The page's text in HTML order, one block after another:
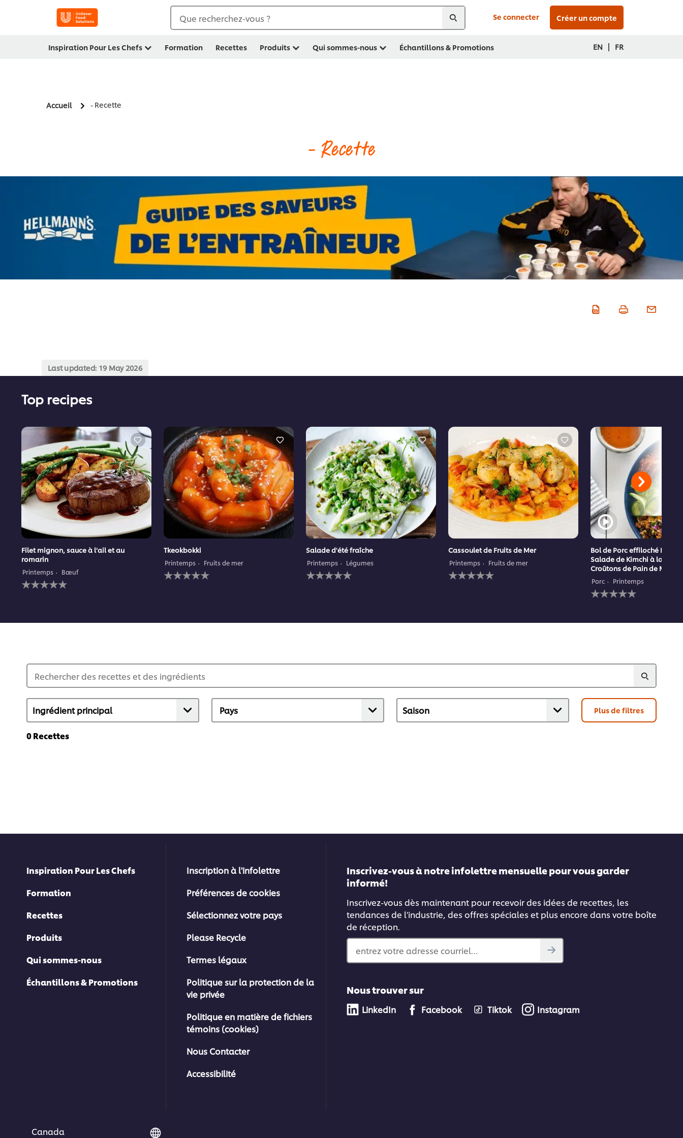
Que recherchez-vous ? Se connecter Créer un compte
Inspiration Pour Les Chefs Formation Recettes Produits Qui sommes-nous Échantillons & Promotions EN | FR
Accueil - Recette
- Recette
Last updated: 19 May 2026
Top recipes
Filet mignon, sauce à l’ail et au
romarin
Printemps Bœuf
Aucune
évaluation
recipe
Tkeokbokki
Printemps Fruits de mer
Aucune
évaluation
Salade d'été fraîche
Printemps Légumes
Aucune
évaluation
Cassoulet de Fruits de Mer
Printemps Fruits de mer
Aucune
évaluation
Bol de Porc effiloché BBQ
Salade de Kimchi à la
Croûtons de Pain de Maïs
Porc Printemps
Aucune
évaluation
ce
Plus de filtres
0Recettes
Inspiration Pour Les Chefs
Formation
Recettes
Produits
Qui sommes-nous
Échantillons & Promotions
Inscription à l'infolettre
Préférences de cookies
Sélectionnez votre pays
Please Recycle
Termes légaux
Politique sur la protection de la
vie privée
Politique en matière de fichiers
témoins (cookies)
Nous Contacter
Accessibilité
Inscrivez-vous à notre infolettre mensuelle pour vous garder
informé!
Inscrivez-vous dès maintenant pour recevoir des idées de recettes, les
tendances de l'industrie, des offres spéciales et plus encore dans votre boîte
de réception.
entrez votre adresse courriel…
Nous trouver sur
LinkedIn Facebook Tiktok Instagram
Canada